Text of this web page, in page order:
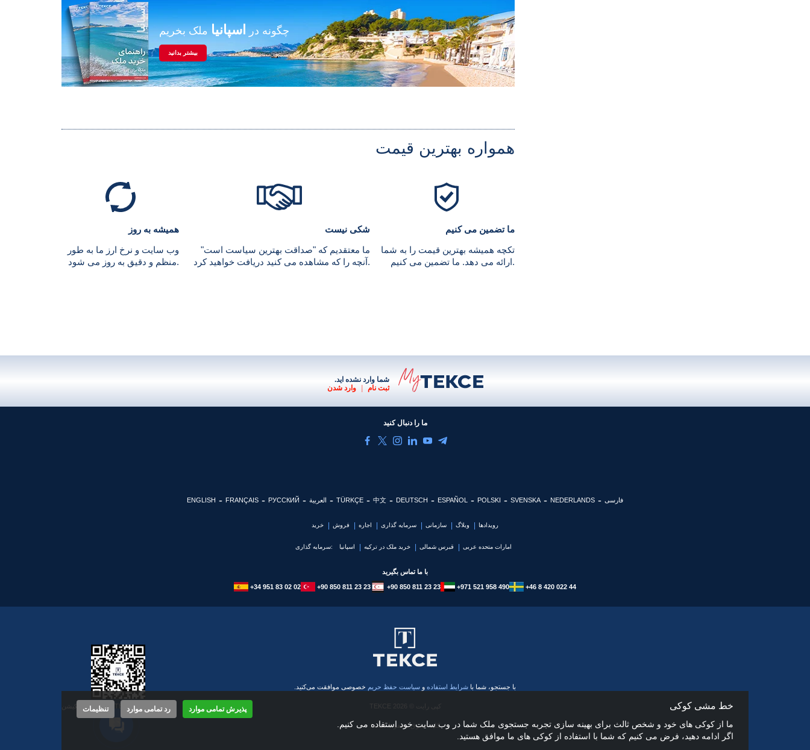
چگونه دراسپانیاملک بخریم
بیشتر بدانید
همواره بهترین قیمت
همیشه به روز
وب سایت و نرخ ارز ما به طور
منظم و دقیق به روز می شود.
شکی نیست
ما معتقدیم که "صداقت بهترین سیاست است"
آنچه را که مشاهده می کنید دریافت خواهید کرد.
ما تضمین می کنیم
تکچه همیشه بهترین قیمت را به شما
ارائه می دهد. ما تضمین می کنیم.
شما وارد نشده اید.
ثبت نام
| وارد شدن
ما را دنبال کنید
ENGLISH FRANÇAIS РУССКИЙ العربية TÜRKÇE 中文 DEUTSCH ESPAÑOL POLSKI SVENSKA NEDERLANDS فارسی
خرید فروش اجاره سرمایه گذاری سازمانی وبلاگ رویدادها
سرمایه گذاری: اسپانیا خرید ملک در ترکیه قبرس شمالی امارات متحده عربی
با ما تماس بگیرید
+34 951 83 02 02 +90 850 811 23 23 +90 850 811 23 23 +971 521 958 490 +46 8 420 022 44
با جستجو، شما با شرایط استفاده و سیاست حفظ حریم خصوصی موافقت می‌کنید.
کپی رایت © 2026 TEKCE
کلیه حقوق محفوظ است.
خط مشی کوکی
ما از کوکی های خود و شخص ثالث برای بهینه سازی تجربه جستجوی ملک شما در وب سایت خود استفاده می کنیم.
اگر ادامه دهید، فرض می کنیم که شما با استفاده از کوکی های ما موافق هستید.
پذیرش تمامی موارد رد تمامی موارد تنظیمات